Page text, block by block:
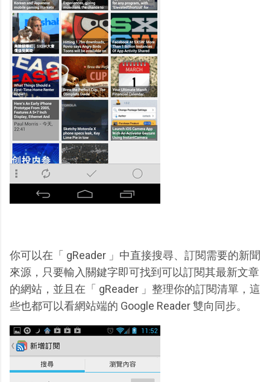
你可以在「 gReader 」中直接搜尋、訂閱需要的新聞
來源，只要輸入關鍵字即可找到可以訂閱其最新文章
的網站，並且在「 gReader 」整理你的訂閱清單，這
些也都可以看網站端的 Google Reader 雙向同步。